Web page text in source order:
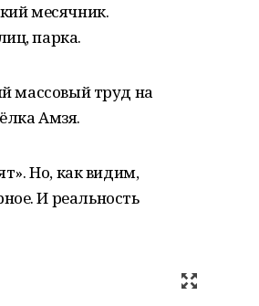
месячник.
парка.
массовый труд на
Амзя.
Но, как видим,
И реальность